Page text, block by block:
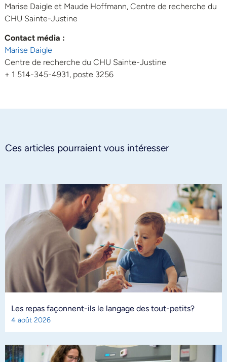
Marise Daigle et Maude Hoffmann, Centre de recherche du
CHU Sainte-Justine
Contact média :
Marise Daigle
Centre de recherche du CHU Sainte-Justine
+ 1 514-345-4931, poste 3256
Ces articles pourraient vous intéresser
Les repas façonnent-ils le langage des tout-petits?
4 août 2026